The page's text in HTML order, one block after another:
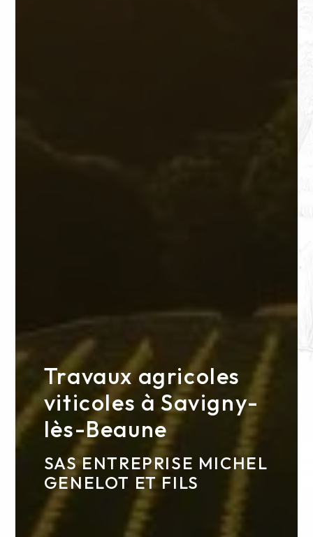
Travaux agricoles
viticoles à Savigny-
lès-Beaune
SAS ENTREPRISE MICHEL
GENELOT ET FILS